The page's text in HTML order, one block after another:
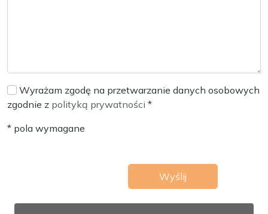
Wyrażam zgodę na przetwarzanie danych osobowych
zgodnie z polityką prywatności *
* pola wymagane